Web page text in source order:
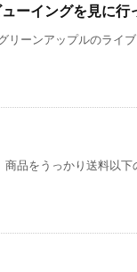
ーイングを見に行
リーンアップルのライ
品をうっかり送料以